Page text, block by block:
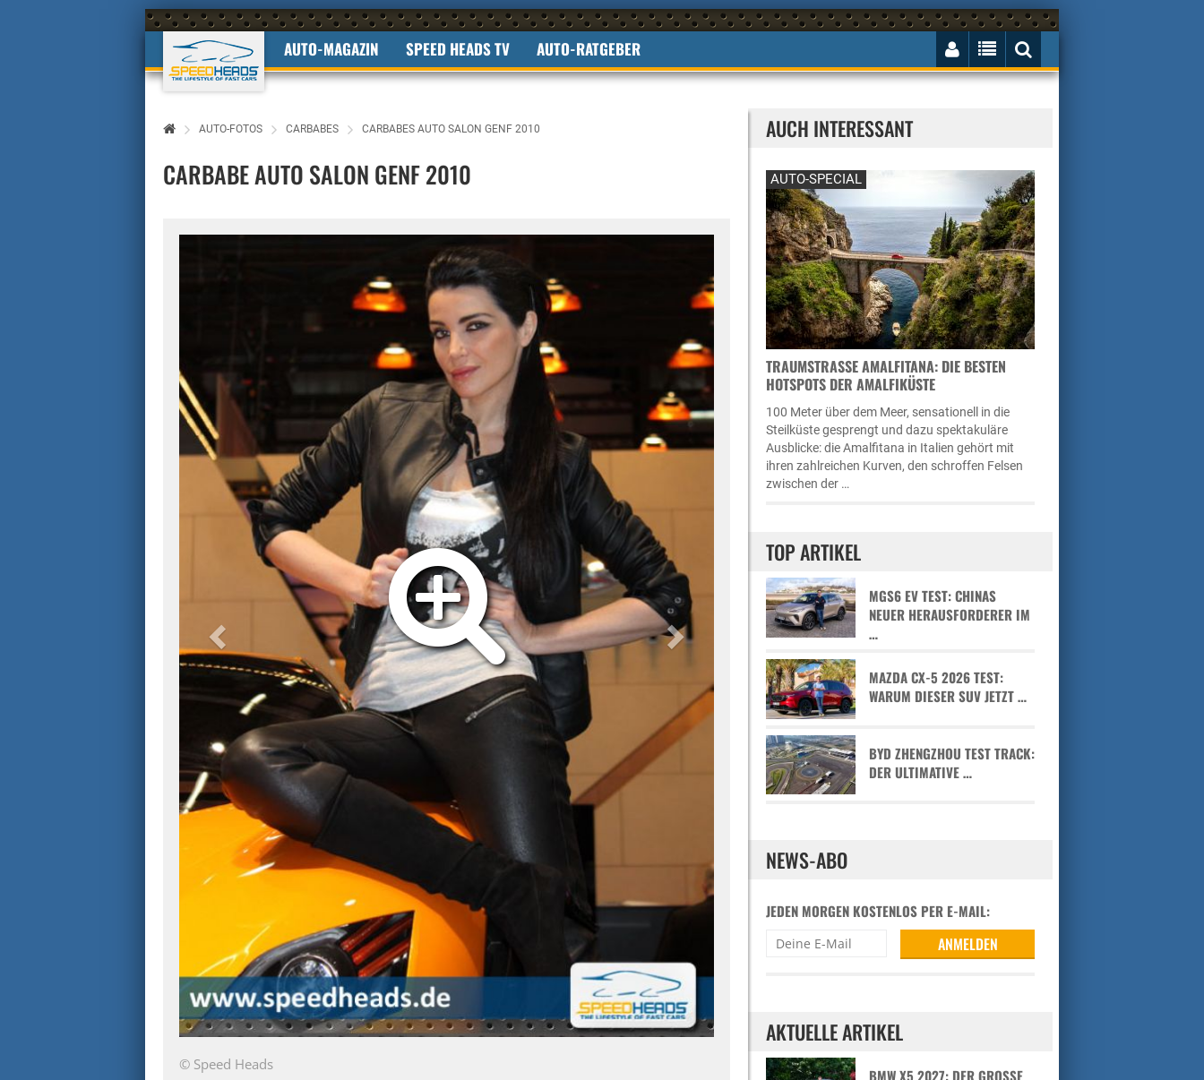
AUTO-MAGAZIN SPEED HEADS TV AUTO-RATGEBER
AUTO-FOTOS CARBABES CARBABES AUTO SALON GENF 2010
CARBABE AUTO SALON GENF 2010
© Speed Heads
AUCH INTERESSANT
AUTO-SPECIAL
TRAUMSTRASSE AMALFITANA: DIE BESTEN H
OTSPOTS DER AMALFIKÜSTE
100 Meter über dem Meer, sensationell in die
Steilküste gesprengt und dazu spektakuläre
Ausblicke: die Amalfitana in Italien gehört mit
ihren zahlreichen Kurven, den schroffen Felsen
zwischen der …
TOP ARTIKEL
MGS6 EV TEST: CHINAS
NEUER HERAUSFORDERER IM
…
MAZDA CX-5 2026 TEST:
WARUM DIESER SUV JETZT …
BYD ZHENGZHOU TEST TRACK:
DER ULTIMATIVE …
NEWS-ABO
JEDEN MORGEN KOSTENLOS PER E-MAIL:
AKTUELLE ARTIKEL
BMW X5 2027: DER GROSSE C